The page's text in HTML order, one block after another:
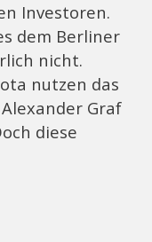
Investoren.
dem Berliner
nicht.
nutzen das
Graf
diese